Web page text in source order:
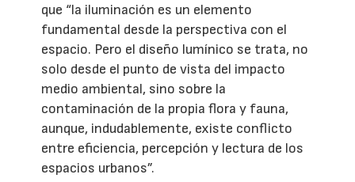
que “la iluminación es un elemento
fundamental desde la perspectiva con el
espacio. Pero el diseño lumínico se trata, no
solo desde el punto de vista del impacto
medio ambiental, sino sobre la
contaminación de la propia flora y fauna,
aunque, indudablemente, existe conflicto
entre eficiencia, percepción y lectura de los
espacios urbanos”.